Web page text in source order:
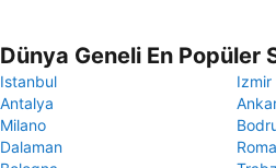
Dünya Geneli En Popüler
Istanbul
Izmir
Antalya
Milano
Dalaman
Roma